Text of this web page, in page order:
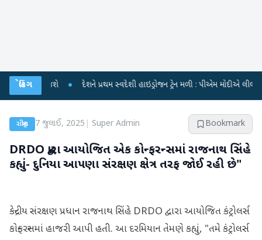
બ્રેકિંગ
જશે દેશને પ્રથમ સ્વદેશી હાઇડ્રોજન ટ્રેન મળી : પીએમ મોદીએ લીલી ઝંડી બતાવી
રાષ્ટ્રીય 7 જુલાઈ, 2025 Super Admin Bookmark
DRDO દ્વારા આયોજિત એક કોન્ફરન્સમાં રાજનાથ સિંહે
કહ્યું- દુનિયા આપણા સંરક્ષણ ક્ષેત્ર તરફ જોઈ રહી છે"
કેન્દ્રીય સંરક્ષણ પ્રધાન રાજનાથ સિંહે DRDO દ્વારા આયોજિત કંટ્રોલર્સ
કોન્ફરન્સમાં હાજરી આપી હતી. આ દરમિયાન તેમણે કહ્યું, "તમે કંટ્રોલર્સ